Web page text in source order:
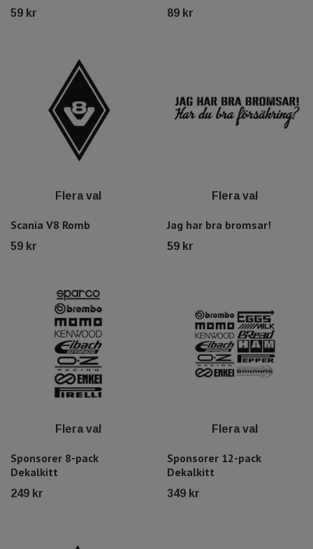
59 kr 89 kr
Flera val
Scania V8 Romb
59 kr
Flera val
Jag har bra bromsar!
59 kr
Flera val
Sponsorer 8-pack
Dekalkitt
249 kr
Flera val
Sponsorer 12-pack
Dekalkitt
349 kr